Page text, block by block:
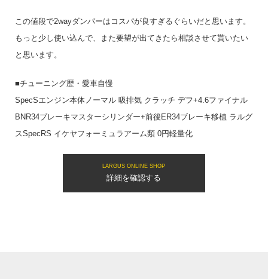
この値段で2wayダンパーはコスパが良すぎるぐらいだと思います。
もっと少し使い込んで、また要望が出てきたら相談させて貰いたい
と思います。
■チューニング歴・愛車自慢
SpecSエンジン本体ノーマル 吸排気 クラッチ デフ+4.6ファイナル
BNR34ブレーキマスターシリンダー+前後ER34ブレーキ移植 ラルグ
スSpecRS イケヤフォーミュラアーム類 0円軽量化
LARGUS ONLINE SHOP
詳細を確認する